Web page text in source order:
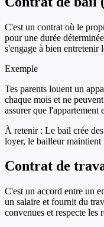
C'est un contrat où le
pour une durée
s'engage à bien entretenir
Exemple
Tes parents louent un
chaque mois et ne
assurer que l'appartement
À retenir : Le bail crée
loyer, le bailleur maintient
Contrat de
C'est un accord entre un
un salaire et fournit du
convenues et respecte les